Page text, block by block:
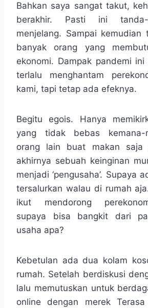
Bahkan saya sangat takut,
berakhir. Pasti ini
menjelang. Sampai kemudian
banyak orang yang
ekonomi. Dampak pandemi
terlalu menghantam
kami, tapi tetap ada efeknya.
Begitu egois. Hanya
yang tidak bebas kemana-
orang lain buat makan saja
akhirnya sebuah keinginan
menjadi ‘pengusaha’. Supaya
tersalurkan walau di rumah
ikut mendorong
supaya bisa bangkit dari
usaha apa?
Kebetulan ada dua kolam
rumah. Setelah berdiskusi
lalu memutuskan untuk
online dengan merek